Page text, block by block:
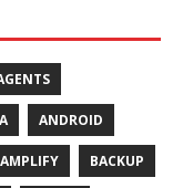
ANDROID
BACKUP